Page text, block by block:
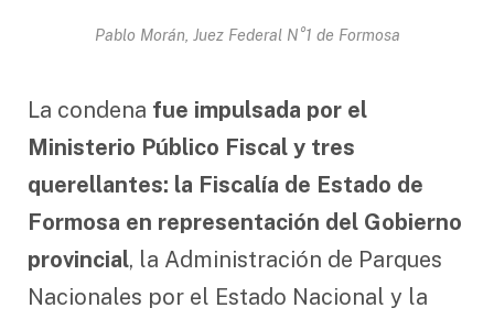
Pablo Morán, Juez Federal N°1 de Formosa
La condena fue impulsada por el
Ministerio Público Fiscal y tres
querellantes: la Fiscalía de Estado de
Formosa en representación del Gobierno
provincial, la Administración de Parques
Nacionales por el Estado Nacional y la